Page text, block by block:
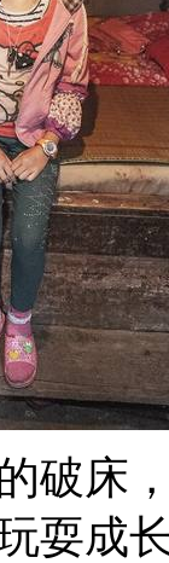
破床
耍成